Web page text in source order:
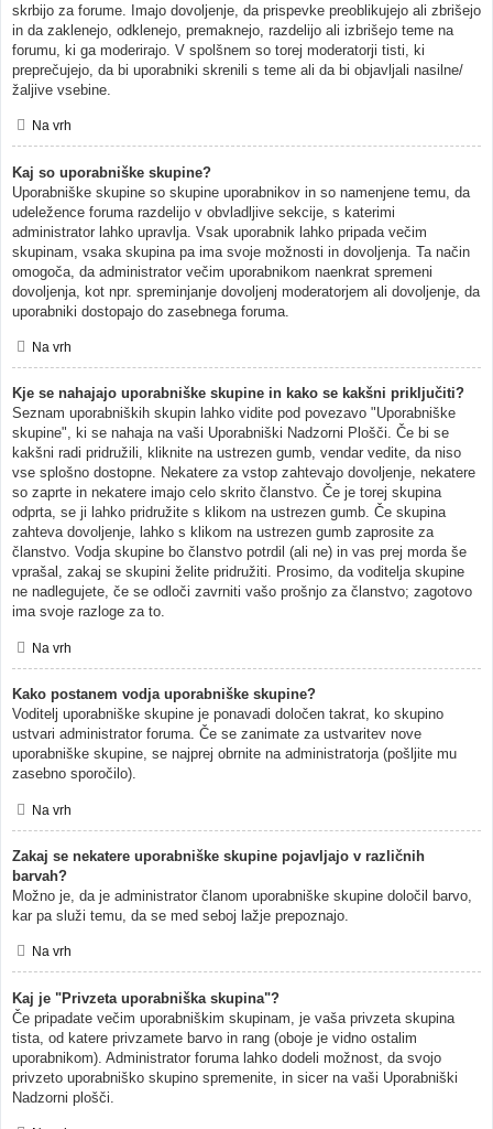
skrbijo za forume. Imajo dovoljenje, da prispevke preoblikujejo ali zbrišejo
in da zaklenejo, odklenejo, premaknejo, razdelijo ali izbrišejo teme na
forumu, ki ga moderirajo. V spolšnem so torej moderatorji tisti, ki
preprečujejo, da bi uporabniki skrenili s teme ali da bi objavljali nasilne/
žaljive vsebine.
Na vrh
Kaj so uporabniške skupine?
Uporabniške skupine so skupine uporabnikov in so namenjene temu, da
udeležence foruma razdelijo v obvladljive sekcije, s katerimi
administrator lahko upravlja. Vsak uporabnik lahko pripada večim
skupinam, vsaka skupina pa ima svoje možnosti in dovoljenja. Ta način
omogoča, da administrator večim uporabnikom naenkrat spremeni
dovoljenja, kot npr. spreminjanje dovoljenj moderatorjem ali dovoljenje, da
uporabniki dostopajo do zasebnega foruma.
Na vrh
Kje se nahajajo uporabniške skupine in kako se kakšni priključiti?
Seznam uporabniških skupin lahko vidite pod povezavo "Uporabniške
skupine", ki se nahaja na vaši Uporabniški Nadzorni Plošči. Če bi se
kakšni radi pridružili, kliknite na ustrezen gumb, vendar vedite, da niso
vse splošno dostopne. Nekatere za vstop zahtevajo dovoljenje, nekatere
so zaprte in nekatere imajo celo skrito članstvo. Če je torej skupina
odprta, se ji lahko pridružite s klikom na ustrezen gumb. Če skupina
zahteva dovoljenje, lahko s klikom na ustrezen gumb zaprosite za
članstvo. Vodja skupine bo članstvo potrdil (ali ne) in vas prej morda še
vprašal, zakaj se skupini želite pridružiti. Prosimo, da voditelja skupine
ne nadlegujete, če se odloči zavrniti vašo prošnjo za članstvo; zagotovo
ima svoje razloge za to.
Na vrh
Kako postanem vodja uporabniške skupine?
Voditelj uporabniške skupine je ponavadi določen takrat, ko skupino
ustvari administrator foruma. Če se zanimate za ustvaritev nove
uporabniške skupine, se najprej obrnite na administratorja (pošljite mu
zasebno sporočilo).
Na vrh
Zakaj se nekatere uporabniške skupine pojavljajo v različnih
barvah?
Možno je, da je administrator članom uporabniške skupine določil barvo,
kar pa služi temu, da se med seboj lažje prepoznajo.
Na vrh
Kaj je "Privzeta uporabniška skupina"?
Če pripadate večim uporabniškim skupinam, je vaša privzeta skupina
tista, od katere privzamete barvo in rang (oboje je vidno ostalim
uporabnikom). Administrator foruma lahko dodeli možnost, da svojo
privzeto uporabniško skupino spremenite, in sicer na vaši Uporabniški
Nadzorni plošči.